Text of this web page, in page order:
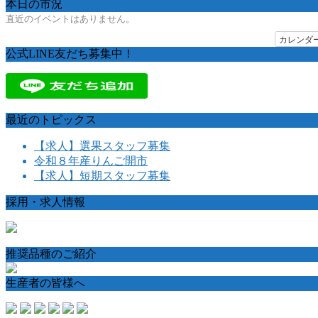
本日の市況
直近のイベントはありません。
カレンダ
公式LINE友だち募集中！
最近のトピックス
【求人】選果スタッフ募集
令和８年産りんご開市
【求人】短期スタッフ募集
採用・求人情報
推奨品種のご紹介
生産者の皆様へ